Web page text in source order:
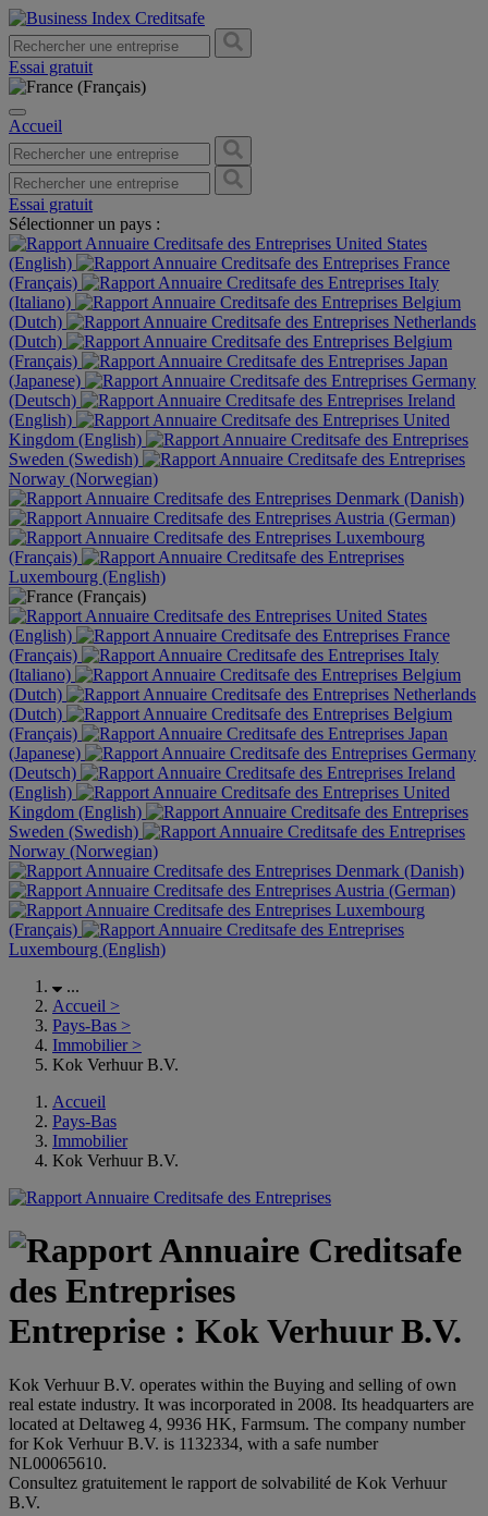
Essai gratuit
Accueil
Essai gratuit
Sélectionner un pays :
United States
(English)
France
(Français)
Italy
(Italiano)
Belgium
(Dutch)
Netherlands
(Dutch)
Belgium
(Français)
Japan
(Japanese)
Germany
(Deutsch)
Ireland
(English)
United
Kingdom (English)
Sweden (Swedish)
Norway (Norwegian)
Denmark (Danish)
Austria (German)
Luxembourg
(Français)
Luxembourg (English)
United States
(English)
France
(Français)
Italy
(Italiano)
Belgium
(Dutch)
Netherlands
(Dutch)
Belgium
(Français)
Japan
(Japanese)
Germany
(Deutsch)
Ireland
(English)
United
Kingdom (English)
Sweden (Swedish)
Norway (Norwegian)
Denmark (Danish)
Austria (German)
Luxembourg
(Français)
Luxembourg (English)
...
Accueil >
Pays-Bas >
Immobilier >
Kok Verhuur B.V.
Accueil
Pays-Bas
Immobilier
Kok Verhuur B.V.
Entreprise : Kok Verhuur B.V.
Kok Verhuur B.V. operates within the Buying and selling of own
real estate industry. It was incorporated in 2008. Its headquarters are
located at Deltaweg 4, 9936 HK, Farmsum. The company number
for Kok Verhuur B.V. is 1132334, with a safe number
NL00065610.
Consultez gratuitement le rapport de solvabilité de Kok Verhuur
B.V.